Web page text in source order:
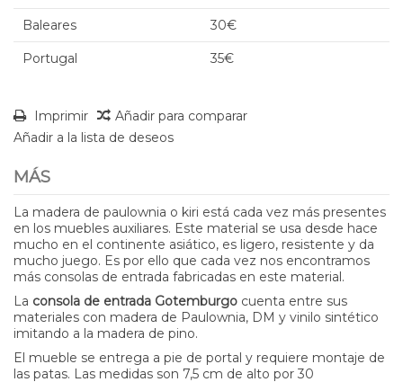
Baleares 30€
Portugal 35€
Imprimir
Añadir para comparar
Añadir a la lista de deseos
MÁS
La madera de paulownia o kiri está cada vez más presentes
en los muebles auxiliares. Este material se usa desde hace
mucho en el continente asiático, es ligero, resistente y da
mucho juego. Es por ello que cada vez nos encontramos
más consolas de entrada fabricadas en este material.
La consola de entrada Gotemburgo cuenta entre sus
materiales con madera de Paulownia, DM y vinilo sintético
imitando a la madera de pino.
El mueble se entrega a pie de portal y requiere montaje de
las patas. Las medidas son 7,5 cm de alto por 30